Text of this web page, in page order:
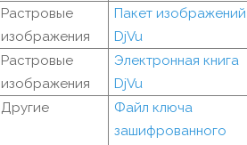
Растровые
изображения
Пакет изображений
DjVu
Растровые
изображения
Электронная книга
DjVu
Другие
Файл ключа
зашифрованного